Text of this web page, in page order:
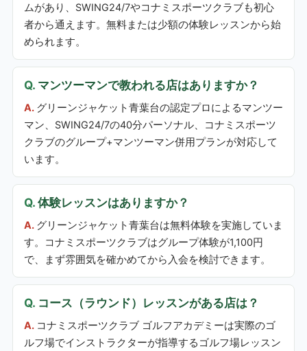
ムがあり、SWING24/7やコナミスポーツクラブも初心
者から通えます。無料または少額の体験レッスンから始
められます。
マンツーマンで教われる店はありますか？
グリーンジャケット青葉台の認定プロによるマンツー
マン、SWING24/7の40分パーソナル、コナミスポーツ
クラブのグループ+マンツーマン併用プランが対応して
います。
体験レッスンはありますか？
グリーンジャケット青葉台は無料体験を実施していま
す。コナミスポーツクラブはグループ体験が1,100円
で、まず雰囲気を確かめてから入会を検討できます。
コース（ラウンド）レッスンがある店は？
コナミスポーツクラブ ゴルフアカデミーは実際のゴ
ルフ場でインストラクターが指導するゴルフ場レッスン